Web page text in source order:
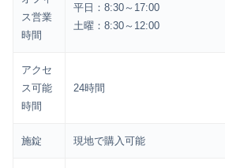
ス営業
時間
平日：8:30～17:00
土曜：8:30～12:00
アクセ
ス可能
時間
24時間
施錠 現地で購入可能